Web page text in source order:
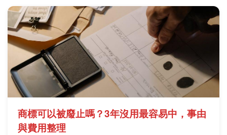
商標可以被廢止嗎？3年沒用最容易中，事由
與費用整理